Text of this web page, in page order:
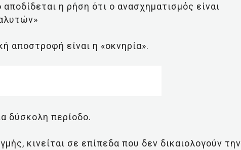
η ρήση ότι ο ανασχηματισμός είναι
αποστροφή είναι η «οκνηρία».
δύσκολη περίοδο.
κινείται σε επίπεδα που δεν δικαιολογούν την